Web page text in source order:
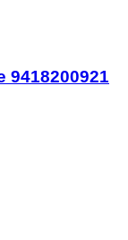
9418200921